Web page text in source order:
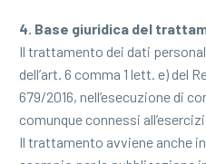
4. Base giuridica del
Il trattamento dei dati
dell’art. 6 comma 1 lett. e) del
679/2016, nell’esecuzione di
comunque connessi
Il trattamento avviene anche